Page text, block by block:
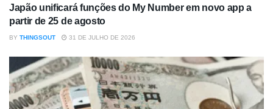
Japão unificará funções do My Number em novo app a
partir de 25 de agosto
BY THINGSOUT 31 DE JULHO DE 2026